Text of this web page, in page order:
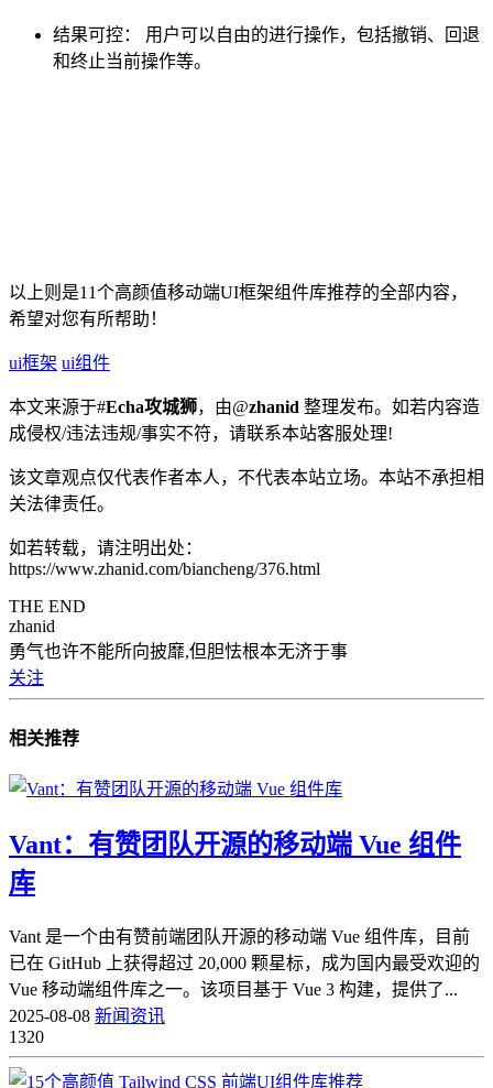
结果可控： 用户可以自由的进行操作，包括撤销、回退
和终止当前操作等。
以上则是11个高颜值移动端UI框架组件库推荐的全部内容，
希望对您有所帮助！
ui框架 ui组件
本文来源于#Echa攻城狮，由@zhanid 整理发布。如若内容造
成侵权/违法违规/事实不符，请联系本站客服处理!
该文章观点仅代表作者本人，不代表本站立场。本站不承担相
关法律责任。
如若转载，请注明出处：
https://www.zhanid.com/biancheng/376.html
THE END
zhanid
勇气也许不能所向披靡,但胆怯根本无济于事
关注
相关推荐
Vant：有赞团队开源的移动端 Vue 组件
库
Vant 是一个由有赞前端团队开源的移动端 Vue 组件库，目前
已在 GitHub 上获得超过 20,000 颗星标，成为国内最受欢迎的
Vue 移动端组件库之一。该项目基于 Vue 3 构建，提供了...
2025-08-08 新闻资讯
1320